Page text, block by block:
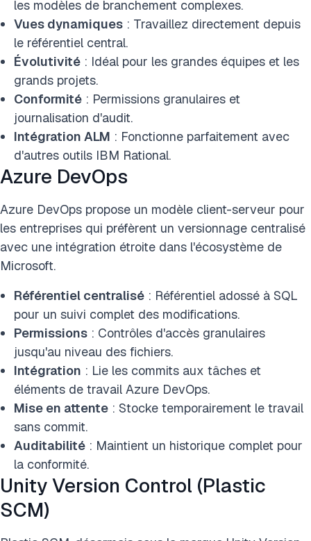
les modèles de branchement complexes.
Vues dynamiques : Travaillez directement depuis
le référentiel central.
Évolutivité : Idéal pour les grandes équipes et les
grands projets.
Conformité : Permissions granulaires et
journalisation d'audit.
Intégration ALM : Fonctionne parfaitement avec
d'autres outils IBM Rational.
Azure DevOps
Azure DevOps propose un modèle client-serveur pour
les entreprises qui préfèrent un versionnage centralisé
avec une intégration étroite dans l'écosystème de
Microsoft.
Référentiel centralisé : Référentiel adossé à SQL
pour un suivi complet des modifications.
Permissions : Contrôles d'accès granulaires
jusqu'au niveau des fichiers.
Intégration : Lie les commits aux tâches et
éléments de travail Azure DevOps.
Mise en attente : Stocke temporairement le travail
sans commit.
Auditabilité : Maintient un historique complet pour
la conformité.
Unity Version Control (Plastic
SCM)